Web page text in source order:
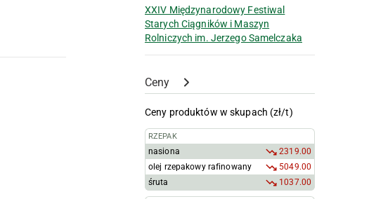
XXIV Międzynarodowy Festiwal
Starych Ciągników i Maszyn
Rolniczych im. Jerzego Samelczaka
Ceny
Ceny produktów w skupach (zł/t)
RZEPAK
nasiona
2319.00
olej rzepakowy rafinowany
5049.00
śruta
1037.00